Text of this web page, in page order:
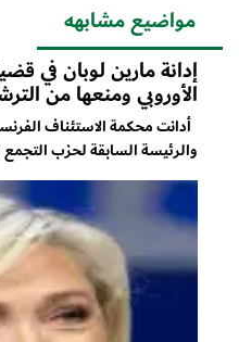
مواضيع مشابهه
إدانة مارين لوبان في
الأوروبي ومنعها من
أدانت محكمة الاستئناف
والرئيسة السابقة لحزب